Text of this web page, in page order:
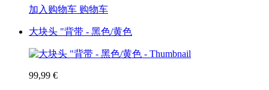
加入购物车 购物车
大块头 "背带 - 黑色/黄色
99,99 €